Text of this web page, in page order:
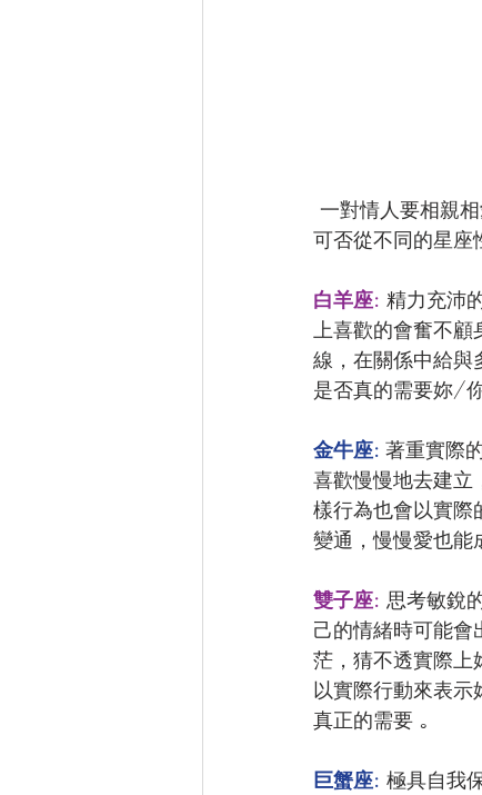
可否從不同的星座
白羊座: 精力充沛
上喜歡的會奮不顧
線，在關係中給
是否真的需要妳/
金牛座: 著重實際
喜歡慢慢地去建立
樣行為也會以實際
變通，慢慢愛也能
雙子座: 思考敏銳
己的情緒時可能會
茫，猜不透實際
以實際行動來表
真正的需要 ｡
巨蟹座: 極具自我